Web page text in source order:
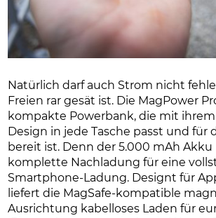
Natürlich darf auch Strom nicht
Freien rar gesät ist. Die MagPower
kompakte Powerbank, die mit
Design in jede Tasche passt und für
bereit ist. Denn der 5.000 mAh Akku
komplette Nachladung für eine
Smartphone-Ladung. Designt für
liefert die MagSafe-kompatible
Ausrichtung kabelloses Laden für